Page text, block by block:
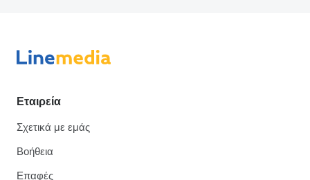
Εταιρεία
Σχετικά με εμάς
Βοήθεια
Επαφές